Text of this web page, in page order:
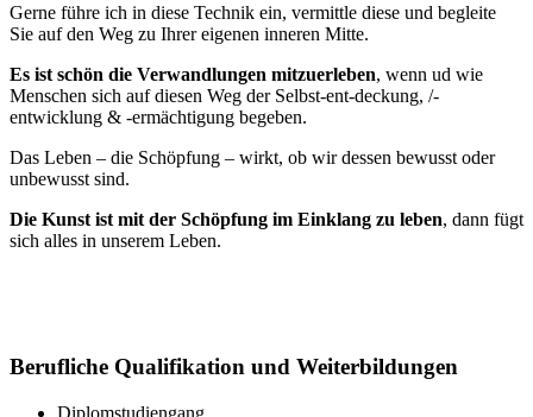
Gerne führe ich in diese Technik ein, vermittle diese und begleite
Sie auf den Weg zu Ihrer eigenen inneren Mitte.
Es ist schön die Verwandlungen mitzuerleben, wenn ud wie
Menschen sich auf diesen Weg der Selbst-ent-deckung, /-
entwicklung & -ermächtigung begeben.
Das Leben – die Schöpfung – wirkt, ob wir dessen bewusst oder
unbewusst sind.
Die Kunst ist mit der Schöpfung im Einklang zu leben, dann fügt
sich alles in unserem Leben.
Berufliche Qualifikation und Weiterbildungen
Diplomstudiengang,